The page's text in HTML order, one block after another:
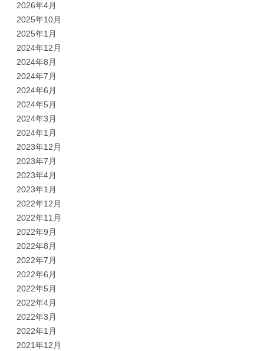
2026年4月
2025年10月
2025年1月
2024年12月
2024年8月
2024年7月
2024年6月
2024年5月
2024年3月
2024年1月
2023年12月
2023年7月
2023年4月
2023年1月
2022年12月
2022年11月
2022年9月
2022年8月
2022年7月
2022年6月
2022年5月
2022年4月
2022年3月
2022年1月
2021年12月